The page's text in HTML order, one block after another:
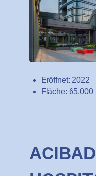
Eröffnet: 2022
Fläche: 65.000